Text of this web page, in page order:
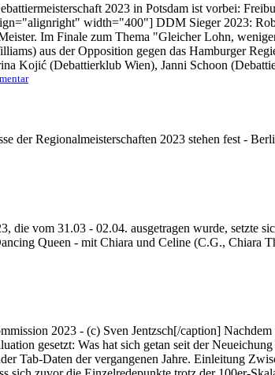
2023 in Potsdam ist vorbei:
width="400"] DDM Sieger 2023:
Im Finale zum Thema "Gleicher Lohn,
aus der Opposition gegen das Hamburger
Kojić (Debattierklub Wien), Janni Schoon
der Regionalmeisterschaften 2023 stehen fest -
die vom 31.03 - 02.04. ausgetragen wurde, setzte
Queen - mit Chiara und Celine (C.G., Chiara
2023 - (c) Sven Jentzsch[/caption]
gesetzt: Was hat sich getan seit der
Tab-Daten der vergangenen Jahre. Einleitung